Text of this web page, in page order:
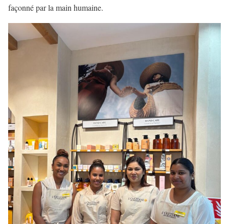
façonné par la main humaine.